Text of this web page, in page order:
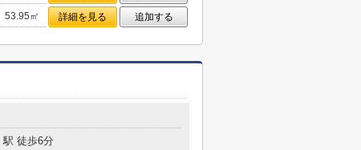
53.95㎡ 詳細を見る 追加する
駅 徒歩6分